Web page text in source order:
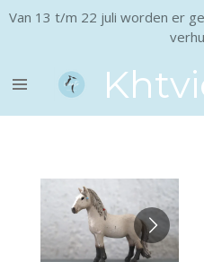
Ga
de
hoofdinhoud
Van 13 t/m 22 juli worden er